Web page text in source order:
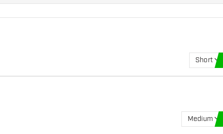
Short
Medium